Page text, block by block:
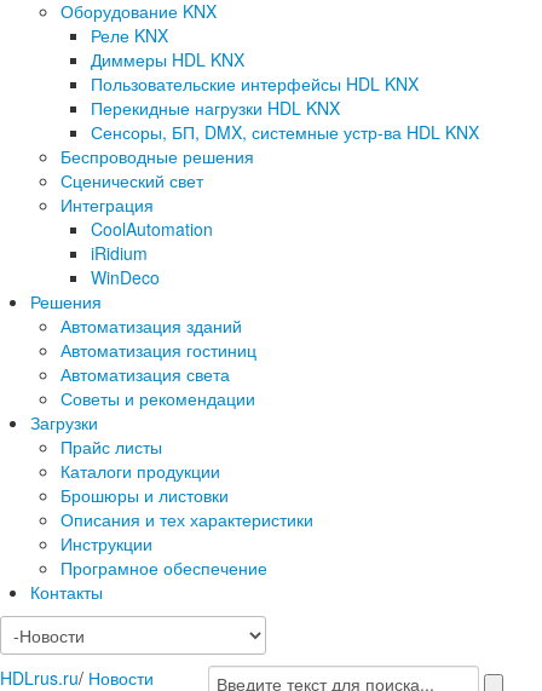
Оборудование KNX
Реле KNX
Диммеры HDL KNX
Пользовательские интерфейсы HDL KNX
Перекидные нагрузки HDL KNX
Сенсоры, БП, DMX, системные устр-ва HDL KNX
Беспроводные решения
Сценический свет
Интеграция
CoolAutomation
iRidium
WinDeco
Решения
Автоматизация зданий
Автоматизация гостиниц
Автоматизация света
Советы и рекомендации
Загрузки
Прайс листы
Каталоги продукции
Брошюры и листовки
Описания и тех характеристики
Инструкции
Програмное обеспечение
Контакты
HDLrus.ru/ Новости